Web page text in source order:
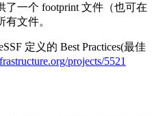
一个 footprint 文件（也可在
文件。
定义的 Best Practices(最佳
projects/5521